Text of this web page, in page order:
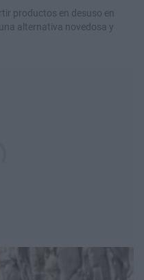
productos en desuso en
alternativa novedosa y